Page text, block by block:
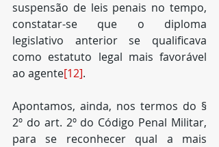
suspensão de leis penais no tempo,
constatar-se que o diploma
legislativo anterior se qualificava
como estatuto legal mais favorável
ao agente[12].
Apontamos, ainda, nos termos do §
2º do art. 2º do Código Penal Militar,
para se reconhecer qual a mais